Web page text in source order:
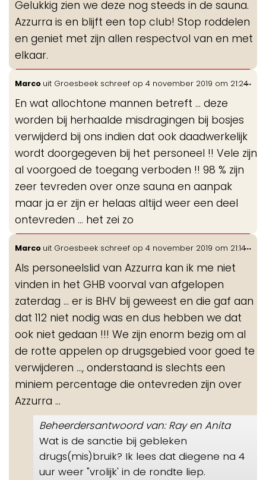
Gelukkig zien we deze nog steeds in de sauna.
Azzurra is en blijft een top club! Stop roddelen
en geniet met zijn allen respectvol van en met
elkaar.
Marco uit Groesbeek schreef op 4 november 2019 om 21:24
En wat allochtone mannen betreft ... deze
worden bij herhaalde misdragingen bij bosjes
verwijderd bij ons indien dat ook daadwerkelijk
wordt doorgegeven bij het personeel !! Vele zijn
al voorgoed de toegang verboden !! 98 % zijn
zeer tevreden over onze sauna en aanpak
maar ja er zijn er helaas altijd weer een deel
ontevreden ... het zei zo
...
Marco uit Groesbeek schreef op 4 november 2019 om 21:14
Als personeelslid van Azzurra kan ik me niet
vinden in het GHB voorval van afgelopen
zaterdag ... er is BHV bij geweest en die gaf aan
dat 112 niet nodig was en dus hebben we dat
ook niet gedaan !!! We zijn enorm bezig om al
de rotte appelen op drugsgebied voor goed te
verwijderen ..., onderstaand is slechts een
miniem percentage die ontevreden zijn over
Azzurra ...
Beheerdersantwoord van: Ray en Anita
Wat is de sanctie bij gebleken
drugs(mis)bruik? Ik lees dat diegene na 4
uur weer "vrolijk' in de rondte liep.
...